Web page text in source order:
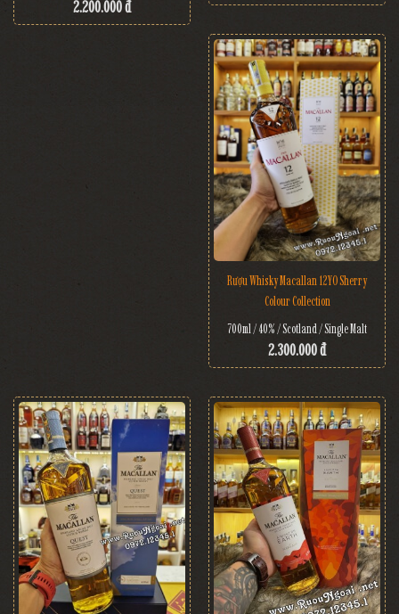
2.200.000 đ
Rượu Whisky Macallan 12YO Sherry
Colour Collection
700ml / 40% / Scotland / Single Malt
2.300.000 đ